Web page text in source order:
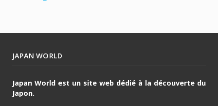
JAPAN WORLD
Japan World est un site web dédié à la découverte du
Japon.